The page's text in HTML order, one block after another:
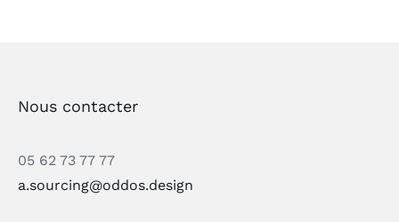
Nous contacter
05 62 73 77 77
a.sourcing@oddos.design